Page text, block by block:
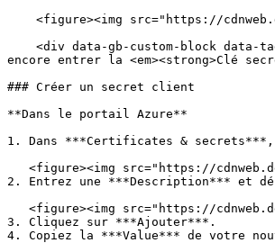
encore entrer la <em><strong>Clé
### Créer un secret client
**Dans le portail Azure**
1. Dans ***Certificates &
2. Entrez une ***Description*** et
3. Cliquez sur ***Ajouter***.
4. Copiez la ***Value*** de votre